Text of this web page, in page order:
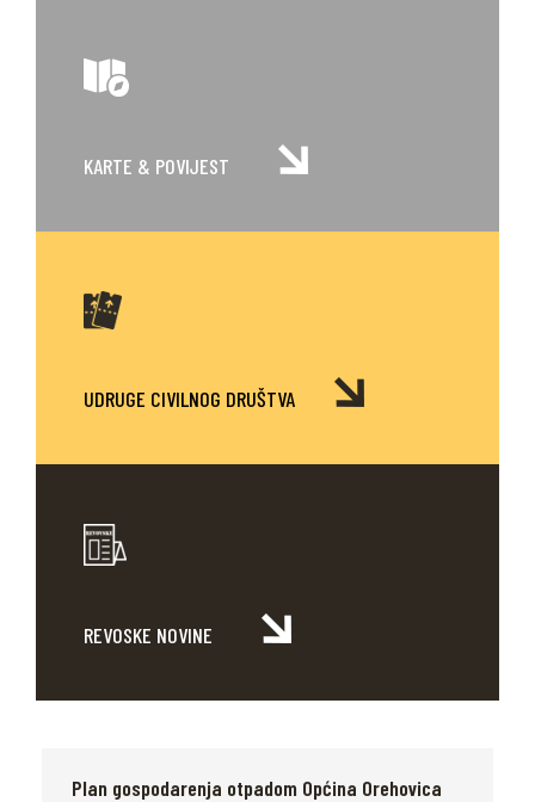
KARTE & POVIJEST
UDRUGE CIVILNOG DRUŠTVA
REVOSKE NOVINE
Plan gospodarenja otpadom Općina Orehovica